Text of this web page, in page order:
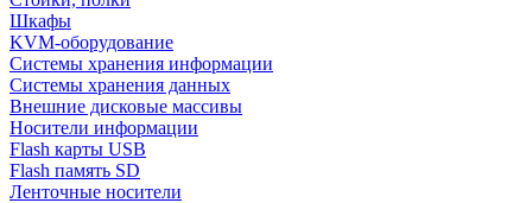
Шкафы
KVM-оборудование
Системы хранения информации
Системы хранения данных
Внешние дисковые массивы
Носители информации
Flash карты USB
Flash память SD
Ленточные носители